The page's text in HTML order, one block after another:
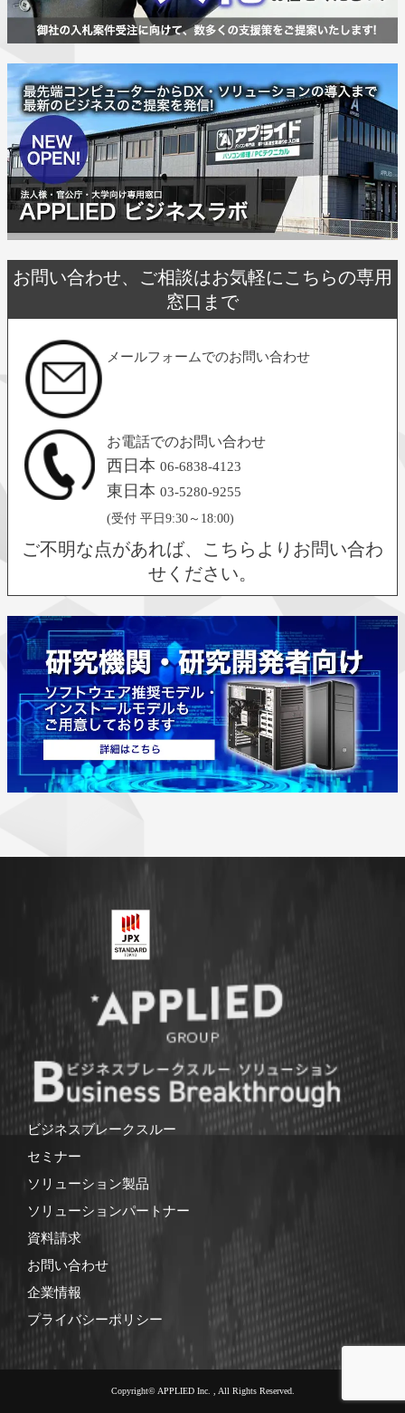
お問い合わせ、ご相談はお気軽にこちらの専用
窓口まで
メールフォームでのお問い合わせ
お電話でのお問い合わせ
西日本 06-6838-4123
東日本 03-5280-9255
(受付 平日9:30～18:00)
ご不明な点があれば、こちらよりお問い合わ
せください。
ビジネスブレークスルー
セミナー
ソリューション製品
ソリューションパートナー
資料請求
お問い合わせ
企業情報
プライバシーポリシー
Copyright© APPLIED Inc. , All Rights Reserved.